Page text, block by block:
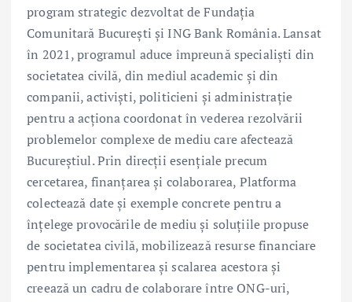
program strategic dezvoltat de Fundația
Comunitară București și ING Bank România. Lansat
în 2021, programul aduce împreună specialiști din
societatea civilă, din mediul academic și din
companii, activiști, politicieni și administrație
pentru a acționa coordonat în vederea rezolvării
problemelor complexe de mediu care afectează
Bucureștiul. Prin direcții esențiale precum
cercetarea, finanțarea și colaborarea, Platforma
colectează date și exemple concrete pentru a
înțelege provocările de mediu și soluțiile propuse
de societatea civilă, mobilizează resurse financiare
pentru implementarea și scalarea acestora și
creează un cadru de colaborare între ONG-uri,